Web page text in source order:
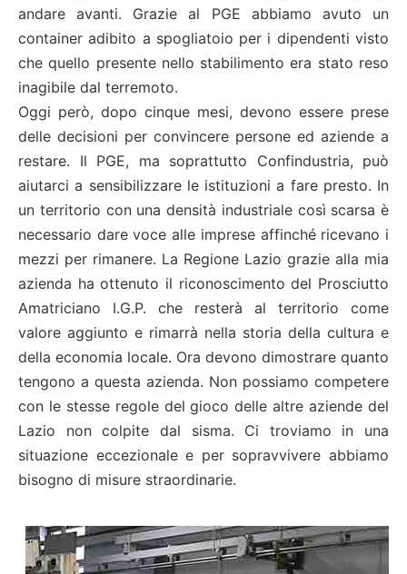
andare avanti. Grazie al PGE abbiamo avuto un
container adibito a spogliatoio per i dipendenti visto
che quello presente nello stabilimento era stato reso
inagibile dal terremoto.
Oggi però, dopo cinque mesi, devono essere prese
delle decisioni per convincere persone ed aziende a
restare. Il PGE, ma soprattutto Confindustria, può
aiutarci a sensibilizzare le istituzioni a fare presto. In
un territorio con una densità industriale così scarsa è
necessario dare voce alle imprese affinché ricevano i
mezzi per rimanere. La Regione Lazio grazie alla mia
azienda ha ottenuto il riconoscimento del Prosciutto
Amatriciano I.G.P. che resterà al territorio come
valore aggiunto e rimarrà nella storia della cultura e
della economia locale. Ora devono dimostrare quanto
tengono a questa azienda. Non possiamo competere
con le stesse regole del gioco delle altre aziende del
Lazio non colpite dal sisma. Ci troviamo in una
situazione eccezionale e per sopravvivere abbiamo
bisogno di misure straordinarie.